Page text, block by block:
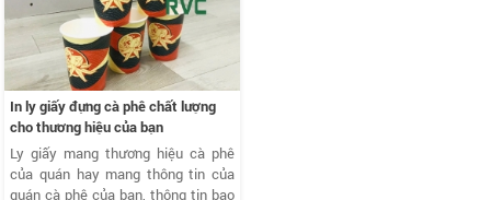
In ly giấy đựng cà phê chất lượng
cho thương hiệu của bạn
Ly giấy mang thương hiệu cà phê
của quán hay mang thông tin của
quán cà phê của bạn, thông tin bao